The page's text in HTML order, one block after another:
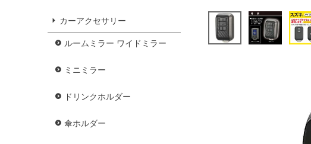
カーアクセサリー
ルームミラー ワイドミラー
ミニミラー
ドリンクホルダー
傘ホルダー